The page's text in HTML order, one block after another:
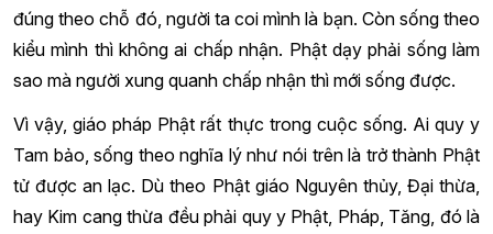
đúng theo chỗ đó, người ta coi mình là bạn. Còn sống theo
kiểu mình thì không ai chấp nhận. Phật dạy phải sống làm
sao mà người xung quanh chấp nhận thì mới sống được.
Vì vậy, giáo pháp Phật rất thực trong cuộc sống. Ai quy y
Tam bảo, sống theo nghĩa lý như nói trên là trở thành Phật
tử được an lạc. Dù theo Phật giáo Nguyên thủy, Đại thừa,
hay Kim cang thừa đều phải quy y Phật, Pháp, Tăng, đó là